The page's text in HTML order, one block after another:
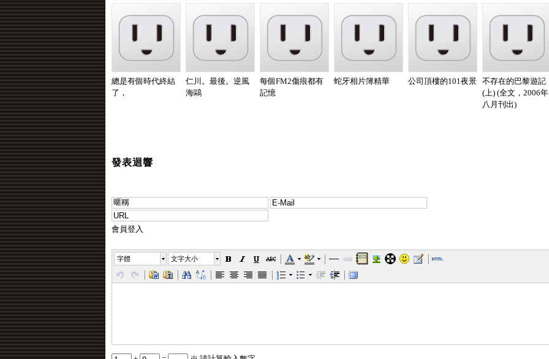
總是有個時代終結
了，
仁川。最後。逆風
海鷗
每個FM2傷痕都有
記憶
蛇牙相片簿精華 公司頂樓的101夜景 不存在的巴黎遊記
(上) (全文，2006年
八月刊出)
發表迴響
會員登入
字體 文字大小